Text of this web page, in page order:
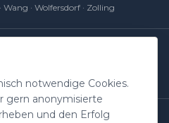
· Wang · Wolfersdorf · Zolling
ProvenExpert.com
notwendige Cookies.
gern anonymisierte
und den Erfolg